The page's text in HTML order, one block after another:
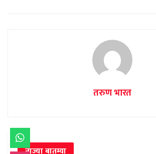
तरुण भारत
ताज्या बातम्या